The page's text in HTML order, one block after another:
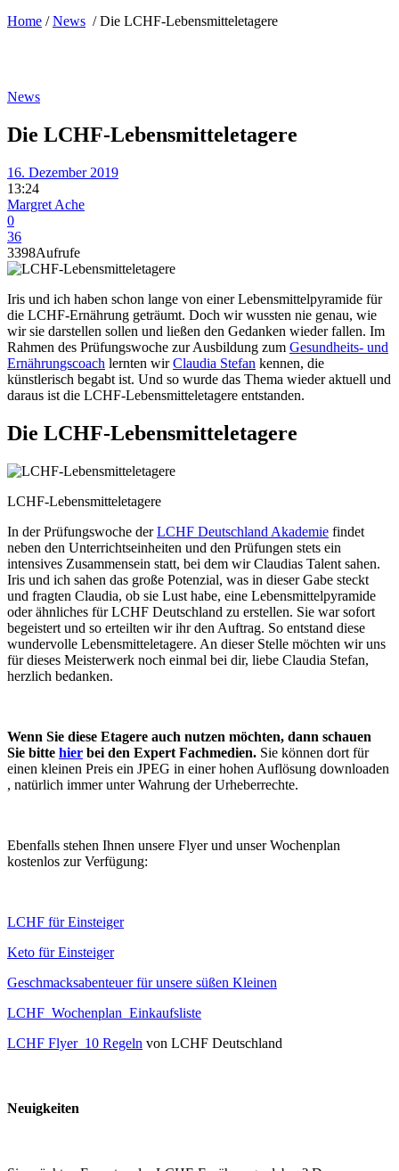
Home /News /Die LCHF-Lebensmitteletagere
News
Die LCHF-Lebensmitteletagere
16. Dezember 2019
13:24
Margret Ache
0
36
3398Aufrufe
Iris und ich haben schon lange von einer Lebensmittelpyramide für
die LCHF-Ernährung geträumt. Doch wir wussten nie genau, wie
wir sie darstellen sollen und ließen den Gedanken wieder fallen. Im
Rahmen des Prüfungswoche zur Ausbildung zum Gesundheits- und
Ernährungscoach lernten wirClaudia Stefan kennen, die
künstlerisch begabt ist. Und so wurde das Thema wieder aktuell und
daraus ist die LCHF-Lebensmitteletagere entstanden.
Die LCHF-Lebensmitteletagere
LCHF-Lebensmitteletagere
In der Prüfungswoche derLCHF Deutschland Akademie findet
neben den Unterrichtseinheiten und den Prüfungen stets ein
intensives Zusammensein statt, bei dem wir Claudias Talent sahen.
Iris und ich sahen das große Potenzial, was in dieser Gabe steckt
und fragten Claudia, ob sie Lust habe, eine Lebensmittelpyramide
oder ähnliches für LCHF Deutschland zu erstellen. Sie war sofort
begeistert und so erteilten wir ihr den Auftrag. So entstand diese
wundervolle Lebensmitteletagere. An dieser Stelle möchten wir uns
für dieses Meisterwerk noch einmal bei dir, liebe Claudia Stefan,
herzlich bedanken.
Wenn Sie diese Etagere auch nutzen möchten, dann schauen
Sie bitte hier bei den Expert Fachmedien. Sie können dort für
einen kleinen Preis ein JPEG in einer hohen Auflösung downloaden
, natürlich immer unter Wahrung der Urheberrechte.
Ebenfalls stehen Ihnen unsere Flyer und unser Wochenplan
kostenlos zur Verfügung:
LCHF für Einsteiger
Keto für Einsteiger
Geschmacksabenteuer für unsere süßen Kleinen
LCHF_Wochenplan_Einkaufsliste
LCHF Flyer_10 Regeln von LCHF Deutschland
Neuigkeiten